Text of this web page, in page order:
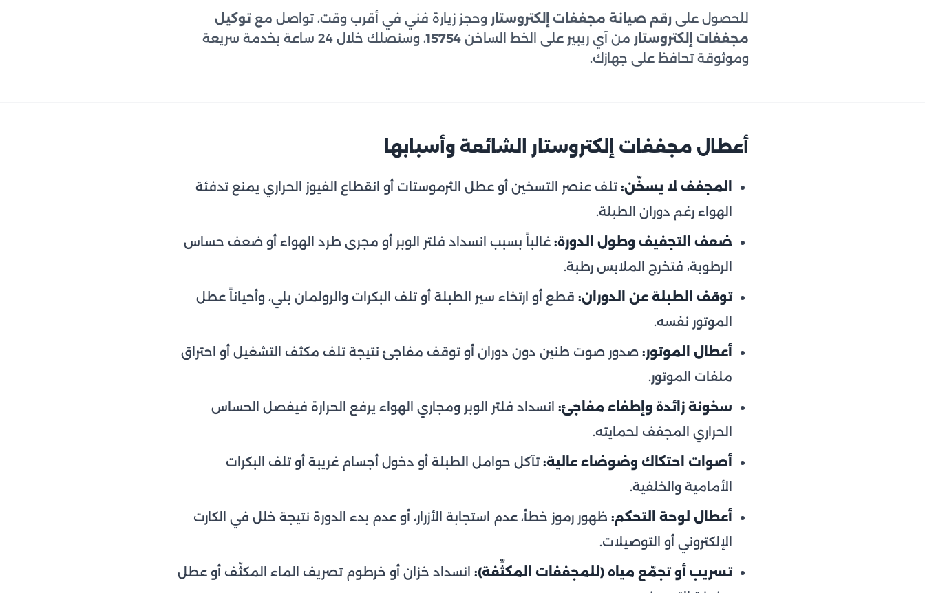
للحصول على رقم صيانة مجففات إلكتروستار وحجز زيارة فني في أقرب وقت، تواصل مع توكيل
مجففات إلكتروستار من آي ريبير على الخط الساخن 15754
، وسنصلك خلال 24 ساعة بخدمة سريعة
وموثوقة تحافظ على جهازك.
أعطال مجففات إلكتروستار الشائعة وأسبابها
المجفف لا يسخّن: تلف عنصر التسخين أو عطل الثرموستات أو انقطاع الفيوز الحراري يمنع تدفئة
الهواء رغم دوران الطبلة.
ضعف التجفيف وطول الدورة: غالباً بسبب انسداد فلتر الوبر أو مجرى طرد الهواء أو ضعف حساس
الرطوبة، فتخرج الملابس رطبة.
توقف الطبلة عن الدوران: قطع أو ارتخاء سير الطبلة أو تلف البكرات والرولمان بلي، وأحياناً عطل
الموتور نفسه.
أعطال الموتور: صدور صوت طنين دون دوران أو توقف مفاجئ نتيجة تلف مكثف التشغيل أو احتراق
ملفات الموتور.
سخونة زائدة وإطفاء مفاجئ: انسداد فلتر الوبر ومجاري الهواء يرفع الحرارة فيفصل الحساس
الحراري المجفف لحمايته.
أصوات احتكاك وضوضاء عالية: تآكل حوامل الطبلة أو دخول أجسام غريبة أو تلف البكرات
الأمامية والخلفية.
أعطال لوحة التحكم: ظهور رموز خطأ، عدم استجابة الأزرار، أو عدم بدء الدورة نتيجة خلل في الكارت
الإلكتروني أو التوصيلات.
تسريب أو تجمّع مياه (للمجففات المكثِّفة): انسداد خزان أو خرطوم تصريف الماء المكثّف أو عطل